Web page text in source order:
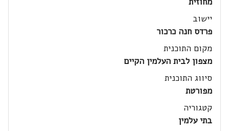
יישוב
פרדס חנה כרכור
מקום התוכנית
מצפון לבית העלמין הקיים
סיווג התוכנית
מפורטת
קטגוריה
בתי עלמין